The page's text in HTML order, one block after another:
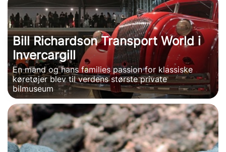
Bill Richardson Transport World i
Invercargill
En mand og hans families passion for klassiske
køretøjer blev til verdens største private
bilmuseum